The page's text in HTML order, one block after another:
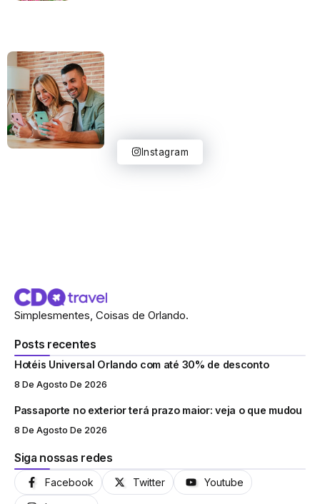
Instagram
Simplesmentes, Coisas de Orlando.
Posts recentes
Hotéis Universal Orlando com até 30% de desconto
8 De Agosto De 2026
Passaporte no exterior terá prazo maior: veja o que mudou
8 De Agosto De 2026
Siga nossas redes
Facebook Twitter Youtube